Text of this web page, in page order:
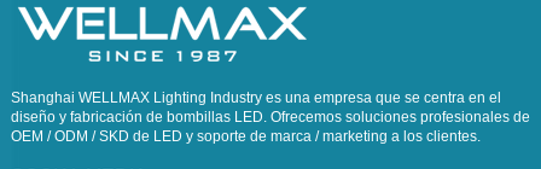
Shanghai WELLMAX Lighting Industry es una empresa que se centra en el
diseño y fabricación de bombillas LED. Ofrecemos soluciones profesionales de
OEM / ODM / SKD de LED y soporte de marca / marketing a los clientes.